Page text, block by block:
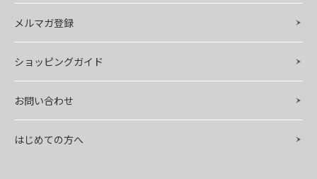
メルマガ登録
ショッピングガイド
お問い合わせ
はじめての方へ